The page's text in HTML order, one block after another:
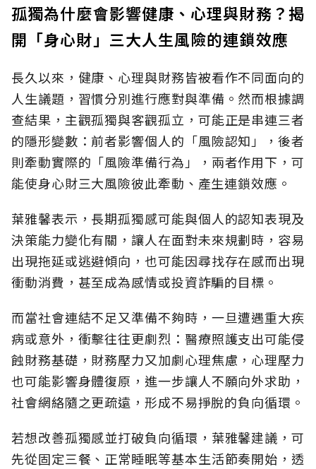
孤獨為什麼會影響健康、心理與財務？揭
開「身心財」三大人生風險的連鎖效應
長久以來，健康、心理與財務皆被看作不同面向的
人生議題，習慣分別進行應對與準備。然而根據調
查結果，主觀孤獨與客觀孤立，可能正是串連三者
的隱形變數：前者影響個人的「風險認知 」，後者
則牽動實際的「風險準備行為」，兩者作用下，可
能使身心財三大風險彼此牽動、產生連鎖效應。
葉雅馨表示，長期孤獨感可能與個人的認知表現及
決策能力變化有關，讓人在面對未來規劃時，容易
出現拖延或逃避傾向，也可能因尋找存在感而出現
衝動消費，甚至成為感情或投資詐騙的目標。
而當社會連結不足又準備不夠時，一旦遭遇重大疾
病或意外，衝擊往往更劇烈：醫療照護支出可能侵
蝕財務基礎，財務壓力又加劇心理焦慮，心理壓力
也可能影響身體復原，進一步讓人不願向外求助，
社會網絡隨之更疏遠，形成不易掙脫的負向循環。
若想改善孤獨感並打破負向循環，葉雅馨建議，可
先從固定三餐、正常睡眠等基本生活節奏開始，透